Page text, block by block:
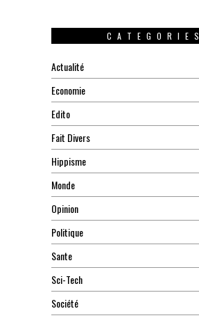
CATEGORIES
Actualité
Economie
Edito
Fait Divers
Hippisme
Monde
Opinion
Politique
Sante
Sci-Tech
Société